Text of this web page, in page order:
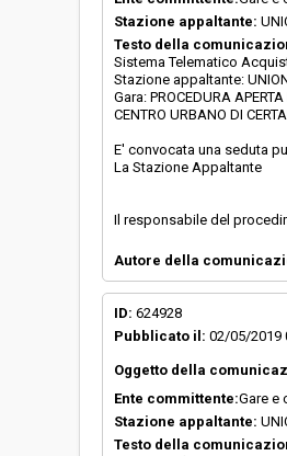
Stazione appaltante:
Testo della
Sistema Telematico
Stazione appaltante:
Gara: PROCEDURA
CENTRO URBANO DI
E' convocata una seduta
La Stazione Appaltante
Il responsabile del
Autore della
ID: 624928
Pubblicato il: 02/05/2019
Oggetto della
Ente committente:Gare e
Stazione appaltante:
Testo della